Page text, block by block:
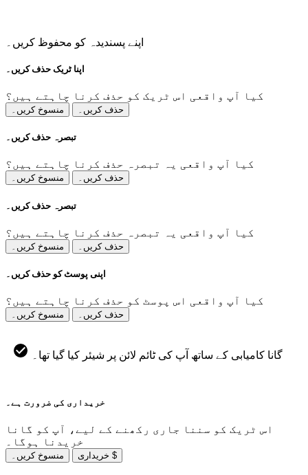
اپنے پسندیدہ کو محفوظ کریں۔
اپنا ٹریک حذف کریں۔
کیا آپ واقعی اس ٹریک کو حذف کرنا چاہتے ہیں؟
منسوخ کریں۔ حذف کریں۔
تبصرہ حذف کریں۔
کیا آپ واقعی یہ تبصرہ حذف کرنا چاہتے ہیں؟
منسوخ کریں۔ حذف کریں۔
تبصرہ حذف کریں۔
کیا آپ واقعی یہ تبصرہ حذف کرنا چاہتے ہیں؟
منسوخ کریں۔ حذف کریں۔
اپنی پوسٹ کو حذف کریں۔
کیا آپ واقعی اس پوسٹ کو حذف کرنا چاہتے ہیں؟
منسوخ کریں۔ حذف کریں۔
گانا کامیابی کے ساتھ آپ کی ٹائم لائن پر شیئر کیا گیا تھا۔
خریداری کی ضرورت ہے۔
اس ٹریک کو سننا جاری رکھنے کے لیے، آپ کو گانا
خریدنا ہوگا۔
منسوخ کریں۔ خریداری $